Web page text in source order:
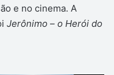
e no cinema. A
Jerônimo – o Herói do